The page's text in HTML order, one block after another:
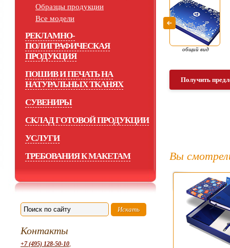
Образцы продукции
Все модели
РЕКЛАМНО-
ПОЛИГРАФИЧЕСКАЯ
ПРОДУКЦИЯ
ПОШИВ И ПЕЧАТЬ НА
НАТУРАЛЬНЫХ ТКАНЯХ
СУВЕНИРЫ
СКЛАД ГОТОВОЙ ПРОДУКЦИИ
УСЛУГИ
ТРЕБОВАНИЯ К МАКЕТАМ
Контакты
+7 (495) 128-50-10,
общий вид
Получить
Вы